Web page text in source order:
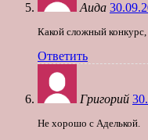
Аида
Какой сложный
Ответить
Григорий
Не хорошо с Аделькой.